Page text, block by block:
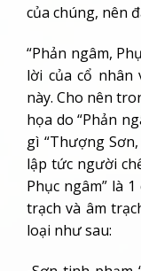
của chúng, nên
“Phản ngâm,
lời của cổ
này. Cho nên
họa do “Phản
gì “Thượng
lập tức người
Phục ngâm” là
trạch và âm
loại như sau: